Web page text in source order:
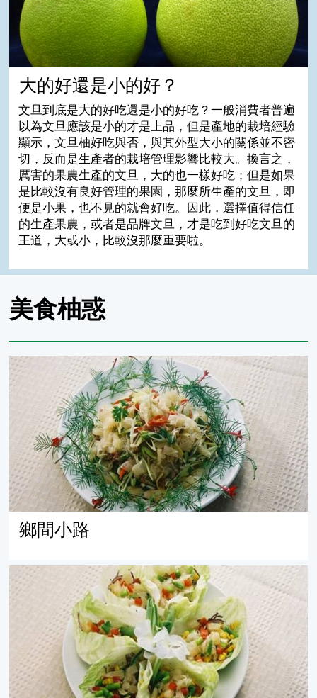
大的好還是小的好？
文旦到底是大的好吃還是小的好吃？一般消費者普遍
以為文旦應該是小的才是上品，但是產地的栽培經驗
顯示，文旦柚好吃與否，與其外型大小的關係並不密
切，反而是生產者的栽培管理影響比較大。換言之，
厲害的果農生產的文旦，大的也一樣好吃；但是如果
是比較沒有良好管理的果園，那麼所生產的文旦，即
便是小果，也不見的就會好吃。因此，選擇值得信任
的生產果農，或者是品牌文旦，才是吃到好吃文旦的
王道，大或小，比較沒那麼重要啦。
美食柚惑
鄉間小路
鄉間小路
柚見秋天